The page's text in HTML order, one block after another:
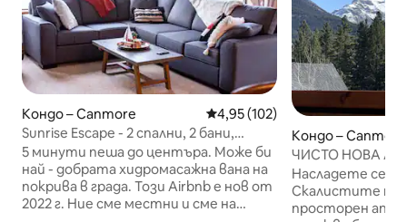
Кондо – Canmore Средна оценка: 4,95 от 5,
4,95 (102)
Sunrise Escape - 2 спални, 2 бани,
апартамент
5 минути пеша до центъра. Може би
най - добрата хидромасажна вана на
покрива в града. Този Airbnb е нов от
2022 г. Ние сме местни и сме на
Кондо – Canmore
ЧИСТО НОВА
КЪЩА С 2
Насладете се
Скалистите
просторен